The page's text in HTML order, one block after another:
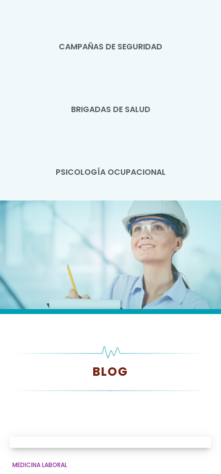
CAMPAÑAS DE SEGURIDAD
BRIGADAS DE SALUD
PSICOLOGÍA OCUPACIONAL
BLOG
MEDICINA LABORAL